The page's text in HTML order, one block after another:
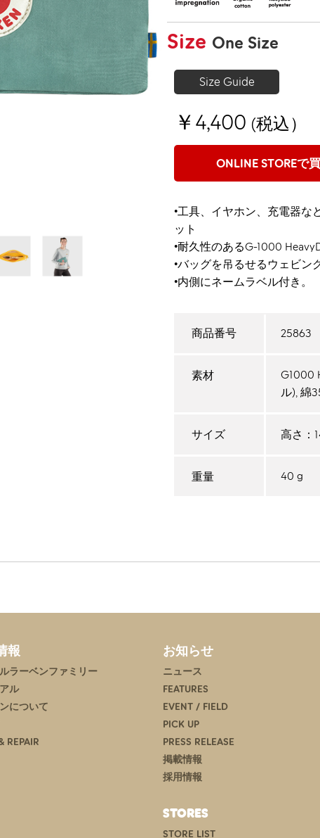
Size One Size
Size Guide
￥4,400 (税込）
ONLINE STOREで
•工具、イヤホン、充電器な
ット
•耐久性のあるG-1000
•バッグを吊るせるウェビン
•内側にネームラベル付き。
商品番号 25863
素材
G1000
ル), 綿
サイズ 高さ：
重量 40 g
報
ラーベンファミリー
ル
について
REPAIR
お知らせ
ニュース
FEATURES
EVENT / FIELD
PICK UP
PRESS RELEASE
掲載情報
採用情報
STORES
STORE LIST